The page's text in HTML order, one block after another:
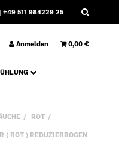
| +49 511 984229 25
Anmelden 0,00 €
ROT
( ROT ) REDUZIERBOGEN